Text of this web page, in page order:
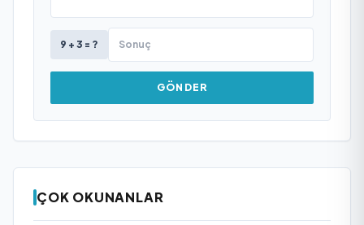
9 + 3 = ?
GÖNDER
ÇOK OKUNANLAR